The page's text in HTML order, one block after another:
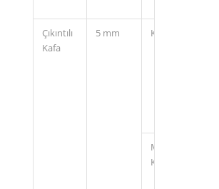
Çıkıntılı
Kafa
5 mm Kablolu
M12
Konnektörlü